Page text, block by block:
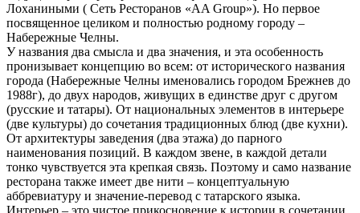
Лоханиными ( Сеть Ресторанов «AA Group»). Но первое
посвященное целиком и полностью родному городу –
Набережные Челны.
У названия два смысла и два значения, и эта особенность
пронизывает концепцию во всем: от исторического названия
города (Набережные Челны именовались городом Брежнев до
1988г), до двух народов, живущих в единстве друг с другом
(русские и татары). От национальных элементов в интерьере
(две культуры) до сочетания традиционных блюд (две кухни).
От архитектуры заведения (два этажа) до парного
наименования позиций. В каждом звене, в каждой детали
тонко чувствуется эта крепкая связь. Поэтому и само название
ресторана также имеет две нити – концептуальную
аббревиатуру и значение-перевод с татарского языка.
Интерьер – это чистое прикосновение к истории в сочетании